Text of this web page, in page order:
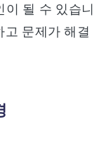
이 될 수 있습니
고 문제가 해결